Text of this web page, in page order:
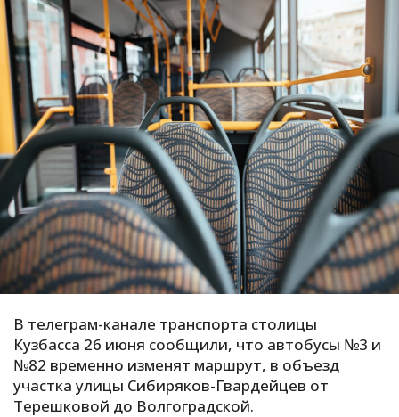
А
Б
В
Е
И
К
Р
С
У
В телеграм-канале транспорта столицы
Кузбасса 26 июня сообщили, что автобусы №3 и
№82 временно изменят маршрут, в объезд
участка улицы Сибиряков-Гвардейцев от
Терешковой до Волгоградской.